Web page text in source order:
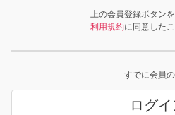
上の会員登録ボタン
利用規約に同意した
すでに会員
ログ